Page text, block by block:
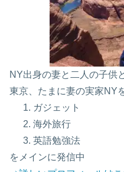
NY出身の妻と二人の子供
東京、たまに妻の実家NY
ガジェット
海外旅行
英語勉強法
をメインに発信中